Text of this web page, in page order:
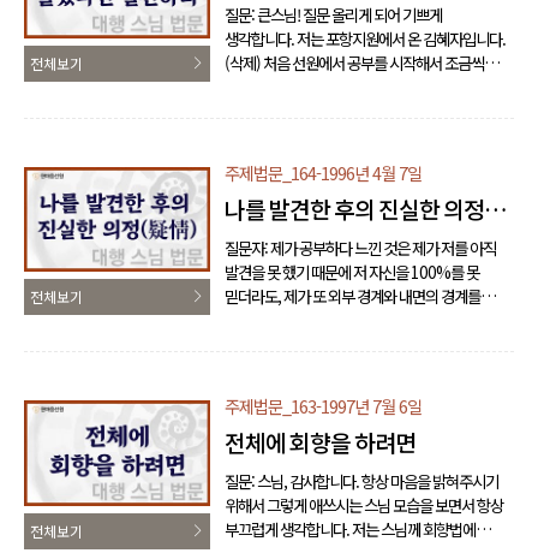
나왔습니다. 그래서 저는 곧장 그 호두를 깨어서 그
속을 맛있게 파먹었습니다. 그러고 나서 영문도
모르게 막 울었습니다. 한참을 울고 나니 웬걸,
전체보기
질문: 큰스님! 질문 올리게 되어 기쁘게
생각합니다. 저는 포항지원에서 온 김혜자입니다.
(삭제) 처음 선원에서 공부를 시작해서 조금씩
저는 한 일 년여를 몸부림을 치면서 참구에 참구를
거듭했습니다. 그러던 어느 날, 들어가는 길은 천
편지를 쓸 수 있었습니다. 그러고 나니 참으로
경이로움의 세계였습니다. 여태까지 학교에서도
배우지 못했고 어느 누구에게도 배우지 못했..
전체보기
주제법문_164-1996년 4월 7일
나를 발견한 후의 진실한 의정
(疑情)
질문자: 제가 공부하다 느낀 것은 제가 저를 아직
발견을 못 했기 때문에 저 자신을 100%를 못
믿더라도, 제가 또 외부 경계와 내면의 경계를
니가 나게 하는 거다.' 하고서 관(觀)은 하고 가고
있습니다. 그래서 의정에 대해서 좀 말씀해 주시면
말씀드리지마는 의정(疑情)을 내가 내가지고,
우정 내가지고 하는 거는 의정이 아니에요. 가다가
갑자기 어디서 뭐 그림자같이..
전체보기
주제법문_163-1997년 7월 6일
전체에 회향을 하려면
질문: 스님, 감사합니다. 항상 마음을 밝혀주시기
위해서 그렇게 애쓰시는 스님 모습을 보면서 항상
부끄럽게 생각합니다. 저는 스님께 회향법에